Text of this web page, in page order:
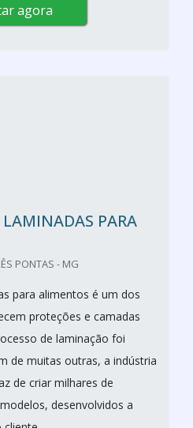
agora
PARA
PONTAS - MG
para alimentos é um dos
proteções e camadas
de laminação foi
de muitas outras, a indústria
de criar milhares de
desenvolvidos a